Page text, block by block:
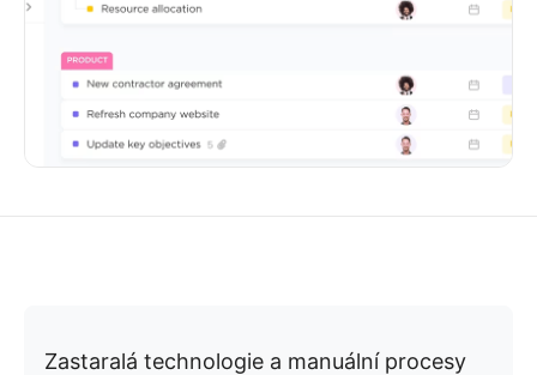
Zastaralá technologie a manuální procesy